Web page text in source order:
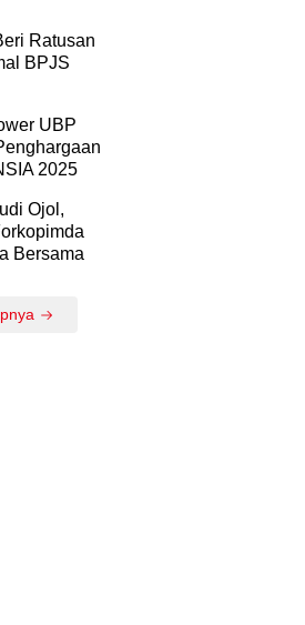
Ratusan
BPJS
UBP
2025
Ojol,
Bersama